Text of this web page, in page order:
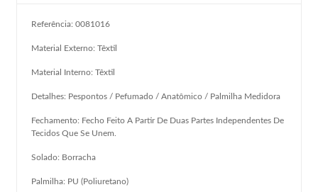
Referência: 0081016
Material Externo: Têxtil
Material Interno: Têxtil
Detalhes: Pespontos / Pefumado / Anatômico / Palmilha Medidora
Fechamento: Fecho Feito A Partir De Duas Partes Independentes De
Tecidos Que Se Unem.
Solado: Borracha
Palmilha: PU (Poliuretano)